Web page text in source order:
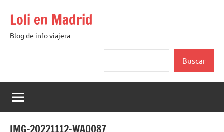
contenido
Loli en Madrid
Blog de info viajera
Buscar